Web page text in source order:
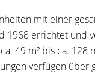
mit einer
1968 errichtet und
49 m² bis ca.
verfügen über